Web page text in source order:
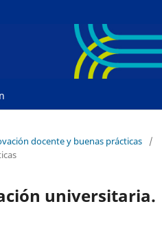
docente y buenas prácticas
/
universitaria.